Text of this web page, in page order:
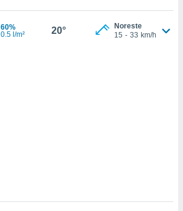
60%
0.5 l/m²
20°
Noreste
15 - 33 km/h